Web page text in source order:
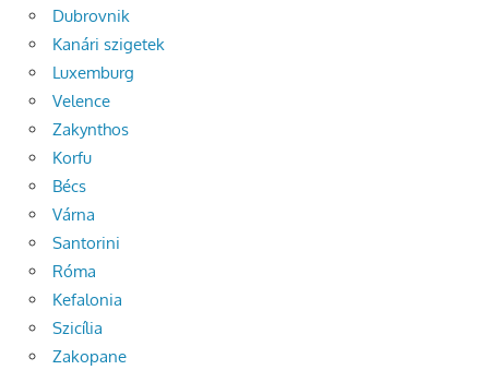
Dubrovnik
Kanári szigetek
Luxemburg
Velence
Zakynthos
Korfu
Bécs
Várna
Santorini
Róma
Kefalonia
Szicília
Zakopane